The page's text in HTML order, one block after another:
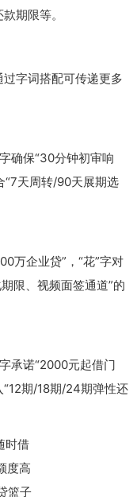
期限等。
字词搭配可传递更多
确保“30分钟初审响
“7天周转/90天展期选
万企业贷”，“花”字对
限、视频面签通道”的
承诺“2000元起借门
“12期/18期/24期弹性还
时借
度高
篮子